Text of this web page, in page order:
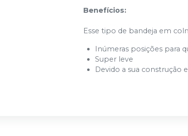
Benefícios:
Esse tipo de bandeja em
Inúmeras posições para
Super leve
Devido a sua construção